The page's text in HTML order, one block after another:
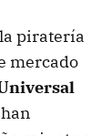
piratería
mercado